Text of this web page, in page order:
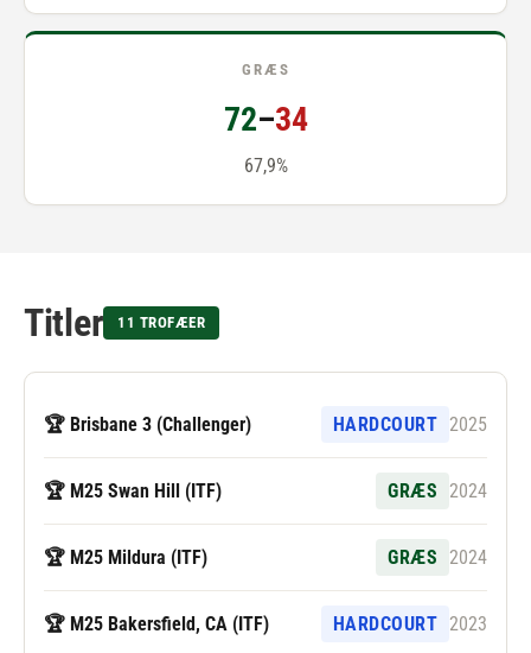
GRÆS
72–34
67,9%
Titler 11 TROFÆER
🏆 Brisbane 3 (Challenger) HARDCOURT 2025
🏆 M25 Swan Hill (ITF) GRÆS 2024
🏆 M25 Mildura (ITF) GRÆS 2024
🏆 M25 Bakersfield, CA (ITF) HARDCOURT 2023